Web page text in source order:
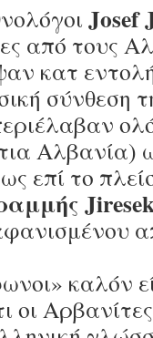
Josef
από τους
κατ
σύνθεση
επί το
καλόν
οι